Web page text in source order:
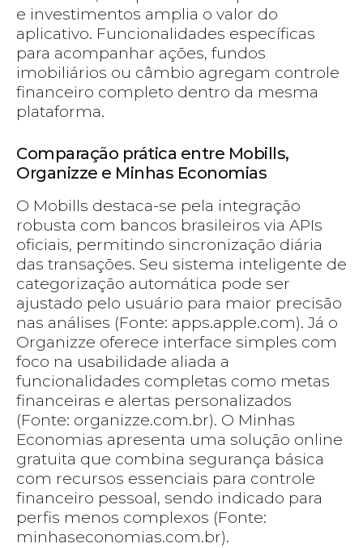
e investimentos amplia o valor do
aplicativo. Funcionalidades específicas
para acompanhar ações, fundos
imobiliários ou câmbio agregam controle
financeiro completo dentro da mesma
plataforma.
Comparação prática entre Mobills,
Organizze e Minhas Economias
O Mobills destaca-se pela integração
robusta com bancos brasileiros via APIs
oficiais, permitindo sincronização diária
das transações. Seu sistema inteligente de
categorização automática pode ser
ajustado pelo usuário para maior precisão
nas análises (Fonte: apps.apple.com). Já o
Organizze oferece interface simples com
foco na usabilidade aliada a
funcionalidades completas como metas
financeiras e alertas personalizados
(Fonte: organizze.com.br). O Minhas
Economias apresenta uma solução online
gratuita que combina segurança básica
com recursos essenciais para controle
financeiro pessoal, sendo indicado para
perfis menos complexos (Fonte:
minhaseconomias.com.br).